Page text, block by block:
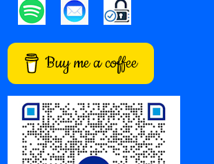
Buy me a coffee